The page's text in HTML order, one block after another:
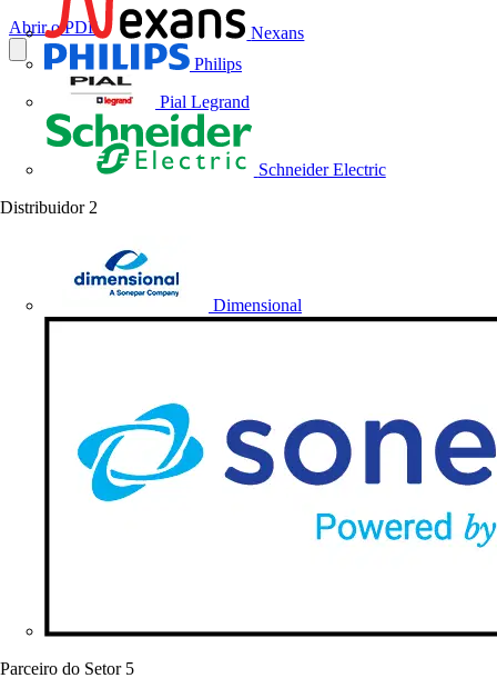
Nexans
Philips
Pial Legrand
Schneider Electric
Distribuidor 2
Dimensional
Parceiro do Setor 5
Abrir o PDF